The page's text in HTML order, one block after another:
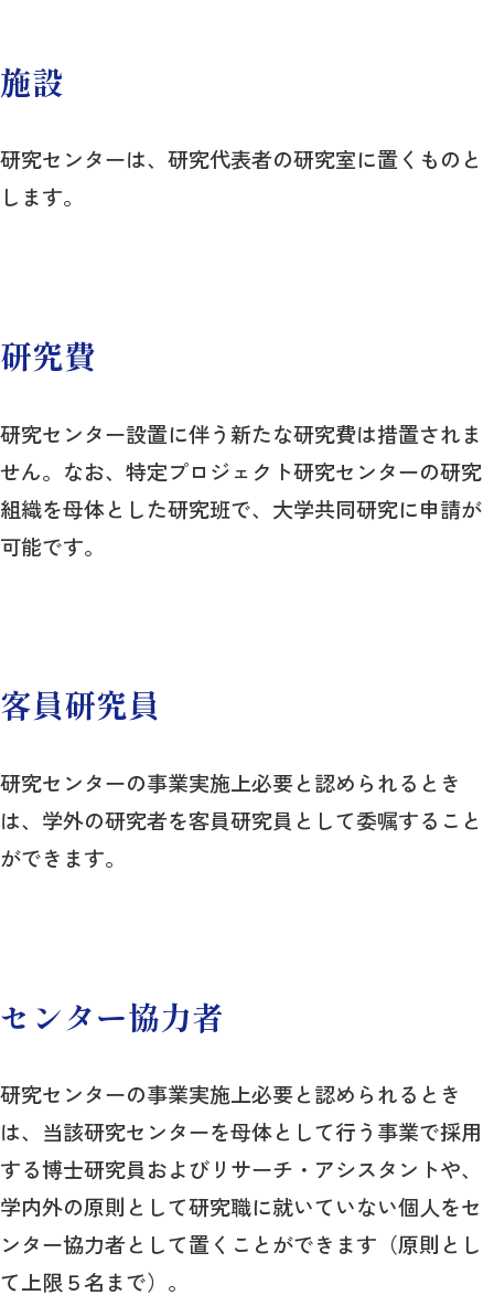
施設
研究センターは、研究代表者の研究室に置くものと
します。
研究費
研究センター設置に伴う新たな研究費は措置されま
せん。なお、特定プロジェクト研究センターの研究
組織を母体とした研究班で、大学共同研究に申請が
可能です。
客員研究員
研究センターの事業実施上必要と認められるとき
は、学外の研究者を客員研究員として委嘱すること
ができます。
センター協力者
研究センターの事業実施上必要と認められるとき
は、当該研究センターを母体として行う事業で採用
する博士研究員およびリサーチ・アシスタントや、
学内外の原則として研究職に就いていない個人をセ
ンター協力者として置くことができます（原則とし
て上限５名まで）。